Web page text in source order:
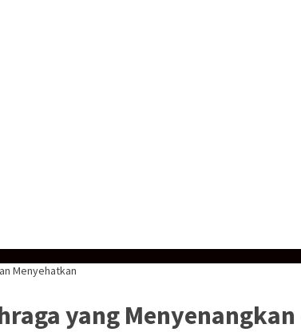
Menyehatkan
yang